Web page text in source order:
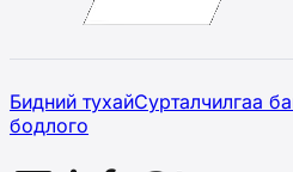
Бидний тухайСурталчилгаа
бодлого